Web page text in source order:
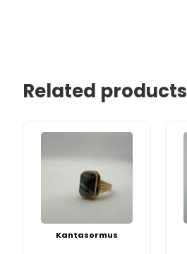
Related products
Kantasormus